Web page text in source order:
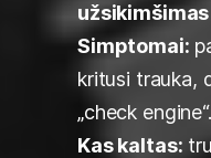
užsikimšimas
Simptomai:
kritusi trauka,
„check engine“.
Kas kaltas: